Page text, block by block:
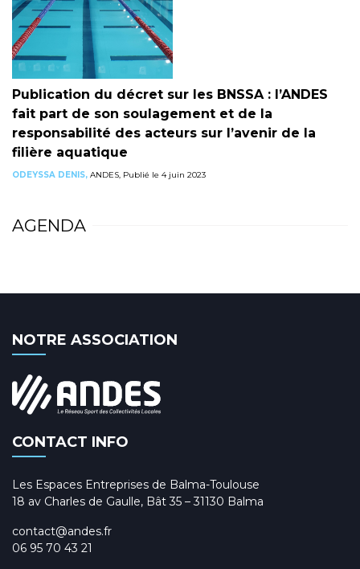
Publication du décret sur les BNSSA : l’ANDES
fait part de son soulagement et de la
responsabilité des acteurs sur l’avenir de la
filière aquatique
ODEYSSA DENIS, ANDES, Publié le 4 juin 2023
AGENDA
NOTRE ASSOCIATION
CONTACT INFO
Les Espaces Entreprises de Balma-Toulouse
18 av Charles de Gaulle, Bât 35 – 31130 Balma
contact@andes.fr
06 95 70 43 21